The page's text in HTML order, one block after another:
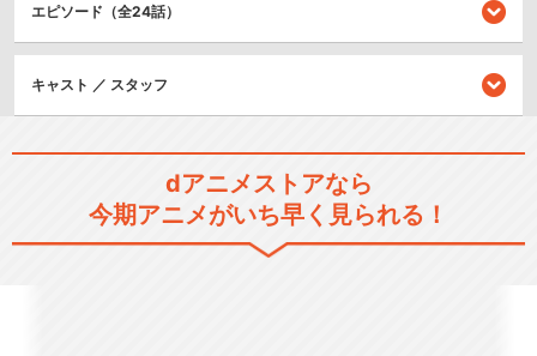
スポーツ/競技
エピソード（全24話）
キャスト ／ スタッフ
dアニメストアなら
今期アニメがいち早く見られる！